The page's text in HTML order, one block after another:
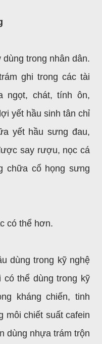
trong nhân dân.
ghi trong các tài
ngọt, chát, tính ôn,
yết hầu sinh tân chỉ
yết hầu sưng đau,
say rượu, nọc cá
chữa cổ họng sưng
có thể hơn.
dùng trong kỹ nghệ
có thể dùng trong kỹ
kháng chiến, tinh
môi chiết suất cafein
dùng nhựa trám trộn